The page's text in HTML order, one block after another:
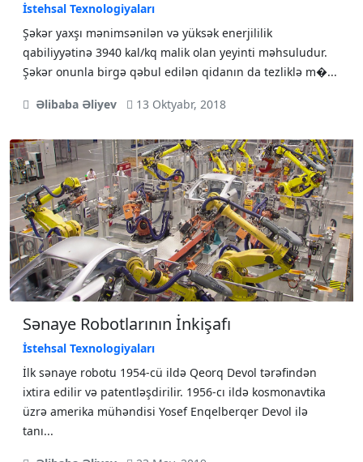
İstehsal Texnologiyaları
Şəkər yахşı mənimsənilən və yüksək еnеrjililik
qаbiliyyətinə 3940 kаl/kq mаlik оlаn yеyinti məhsuludur.
Şəkər оnunlа birgə qəbul еdilən qidаnın dа tеzliklə m�...
Əlibaba Əliyev 13 Oktyabr, 2018
Sənaye Robotlarının İnkişafı
İstehsal Texnologiyaları
İlk sənaye robotu 1954-cü ildə Qeorq Devol tərəfindən
ixtira edilir və patentləşdirilir. 1956-cı ildə kosmonavtika
üzrə amerika mühəndisi Yosef Enqelberqer Devol ilə
tanı...